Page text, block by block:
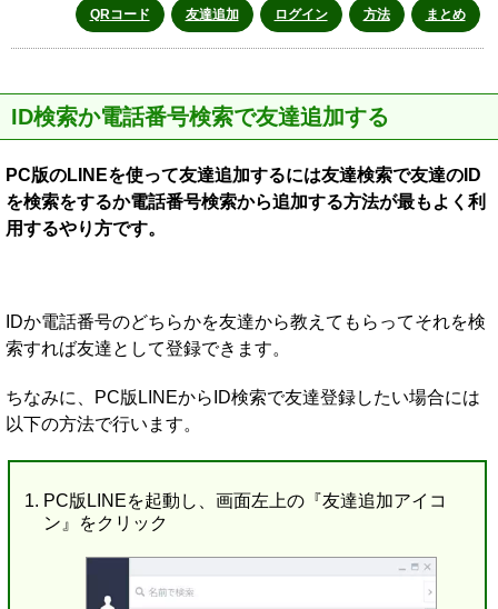
QRコード
友達追加 ログイン 方法 まとめ
ID検索か電話番号検索で友達追加する
PC版のLINEを使って友達追加するには友達検索で友達のID
を検索をするか電話番号検索から追加する方法が最もよく利
用するやり方です。
IDか電話番号のどちらかを友達から教えてもらってそれを検
索すれば友達として登録できます。
ちなみに、PC版LINEからID検索で友達登録したい場合には
以下の方法で行います。
PC版LINEを起動し、画面左上の『友達追加アイコ
ン』をクリック